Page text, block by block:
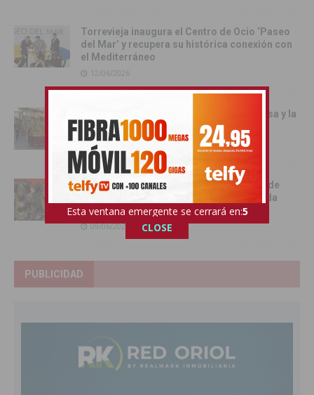
Torrevieja inaugura el Centro de Ocio ‘Paseo
del Mar’ y recupera su histórica conexión con
el Mediterráneo
12/06/2026
Pilar de la Horadada celebró la Santa Misa y la
Procesión del Corpus Christi 2026
11/06/2026
Benejúzar se vuelca con la gran Entrada de
Moros y Cristianos en una intensa jornada
festiva
09/06/2026
PUBLICIDAD
Esta ventana emergente se cerrará en:4
CLOSE